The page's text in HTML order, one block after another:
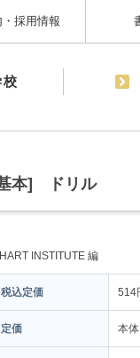
採用情報
本] ドリル
INSTITUTE 編
税込定価 514
定価 本